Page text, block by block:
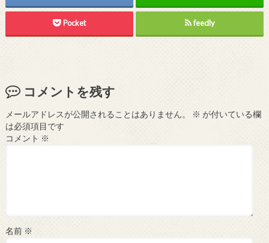
Pocket feedly
コメントを残す
メールアドレスが公開されることはありません。 ※ が付いている欄
は必須項目です
コメント ※
名前 ※